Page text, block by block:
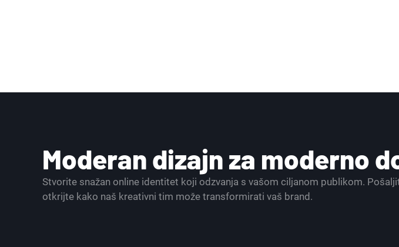
Moderan dizajn za moderno
Stvorite snažan online identitet koji odzvanja s vašom ciljanom publikom.
otkrijte kako naš kreativni tim može transformirati vaš brand.